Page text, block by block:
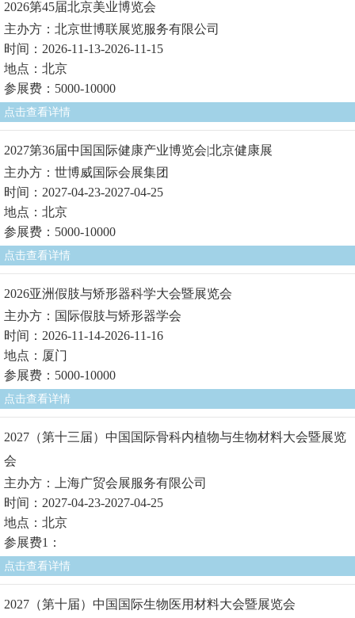
2026第45届北京美业博览会
主办方：北京世博联展览服务有限公司
时间：2026-11-13-2026-11-15
地点：北京
参展费：5000-10000
点击查看详情
2027第36届中国国际健康产业博览会|北京健康展
主办方：世博威国际会展集团
时间：2027-04-23-2027-04-25
地点：北京
参展费：5000-10000
点击查看详情
2026亚洲假肢与矫形器科学大会暨展览会
主办方：国际假肢与矫形器学会
时间：2026-11-14-2026-11-16
地点：厦门
参展费：5000-10000
点击查看详情
2027（第十三届）中国国际骨科内植物与生物材料大会暨展览
会
主办方：上海广贸会展服务有限公司
时间：2027-04-23-2027-04-25
地点：北京
参展费1：
点击查看详情
2027（第十届）中国国际生物医用材料大会暨展览会